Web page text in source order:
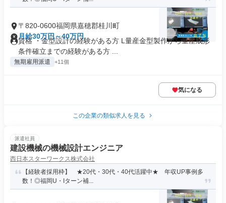
〒820-0600福岡県嘉穂郡桂川町
月給30万円～40万円
資格 ・金型設計の経験がある方 L量産金型製作から量産成形
条件確立までの経験がある方 ...
無期雇用派遣 +11個
気になる
この企業の類似求人を見る
派遣社員
建設機械の機械設計エンジニア
西日本スターワークス株式会社
【経験者採用枠】 ★20代・30代・40代活躍中★ 年収UP事例多
数！◎福岡U・Iターン補...